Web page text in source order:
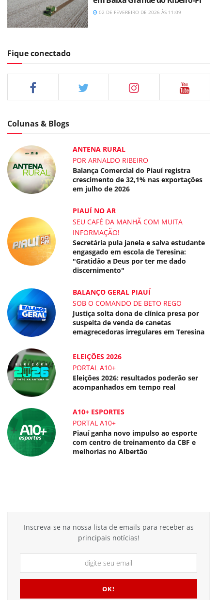
02 DE FEVEREIRO DE 2026 ÀS 11:09
Fique conectado
Colunas & Blogs
ANTENA RURAL
POR ARNALDO RIBEIRO
Balança Comercial do Piauí registra
crescimento de 32,1% nas exportações
em julho de 2026
PIAUÍ NO AR
SEU CAFÉ DA MANHÃ COM MUITA
INFORMAÇÃO!
Secretária pula janela e salva estudante
engasgado em escola de Teresina:
"Gratidão a Deus por ter me dado
discernimento"
BALANÇO GERAL PIAUÍ
SOB O COMANDO DE BETO REGO
Justiça solta dona de clínica presa por
suspeita de venda de canetas
emagrecedoras irregulares em Teresina
ELEIÇÕES 2026
PORTAL A10+
Eleições 2026: resultados poderão ser
acompanhados em tempo real
A10+ ESPORTES
PORTAL A10+
Piauí ganha novo impulso ao esporte
com centro de treinamento da CBF e
melhorias no Albertão
Inscreva-se na nossa lista de emails para receber as
principais notícias!